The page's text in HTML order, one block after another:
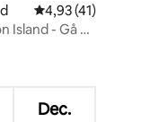
4,93 av 5 i
4,93 (41)
Island - Gå 2
Dec.